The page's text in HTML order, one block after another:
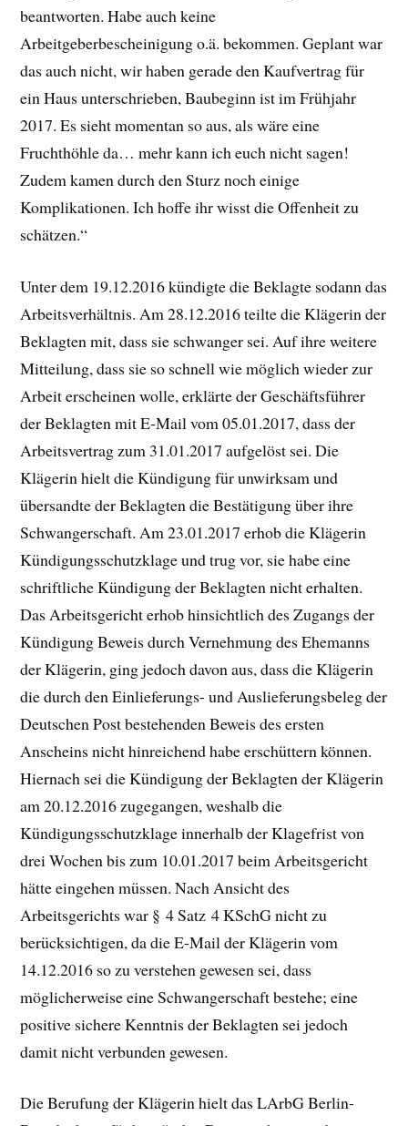
beantworten. Habe auch keine
Arbeitgeberbescheinigung o.ä. bekommen. Geplant war
das auch nicht, wir haben gerade den Kaufvertrag für
ein Haus unterschrieben, Baubeginn ist im Frühjahr
2017. Es sieht momentan so aus, als wäre eine
Fruchthöhle da… mehr kann ich euch nicht sagen!
Zudem kamen durch den Sturz noch einige
Komplikationen. Ich hoffe ihr wisst die Offenheit zu
schätzen.“
Unter dem 19.12.2016 kündigte die Beklagte sodann das
Arbeitsverhältnis. Am 28.12.2016 teilte die Klägerin der
Beklagten mit, dass sie schwanger sei. Auf ihre weitere
Mitteilung, dass sie so schnell wie möglich wieder zur
Arbeit erscheinen wolle, erklärte der Geschäftsführer
der Beklagten mit E-Mail vom 05.01.2017, dass der
Arbeitsvertrag zum 31.01.2017 aufgelöst sei. Die
Klägerin hielt die Kündigung für unwirksam und
übersandte der Beklagten die Bestätigung über ihre
Schwangerschaft. Am 23.01.2017 erhob die Klägerin
Kündigungsschutzklage und trug vor, sie habe eine
schriftliche Kündigung der Beklagten nicht erhalten.
Das Arbeitsgericht erhob hinsichtlich des Zugangs der
Kündigung Beweis durch Vernehmung des Ehemanns
der Klägerin, ging jedoch davon aus, dass die Klägerin
die durch den Einlieferungs- und Auslieferungsbeleg der
Deutschen Post bestehenden Beweis des ersten
Anscheins nicht hinreichend habe erschüttern können.
Hiernach sei die Kündigung der Beklagten der Klägerin
am 20.12.2016 zugegangen, weshalb die
Kündigungsschutzklage innerhalb der Klagefrist von
drei Wochen bis zum 10.01.2017 beim Arbeitsgericht
hätte eingehen müssen. Nach Ansicht des
Arbeitsgerichts war § 4 Satz 4 KSchG nicht zu
berücksichtigen, da die E-Mail der Klägerin vom
14.12.2016 so zu verstehen gewesen sei, dass
möglicherweise eine Schwangerschaft bestehe; eine
positive sichere Kenntnis der Beklagten sei jedoch
damit nicht verbunden gewesen.
Die Berufung der Klägerin hielt das LArbG Berlin-